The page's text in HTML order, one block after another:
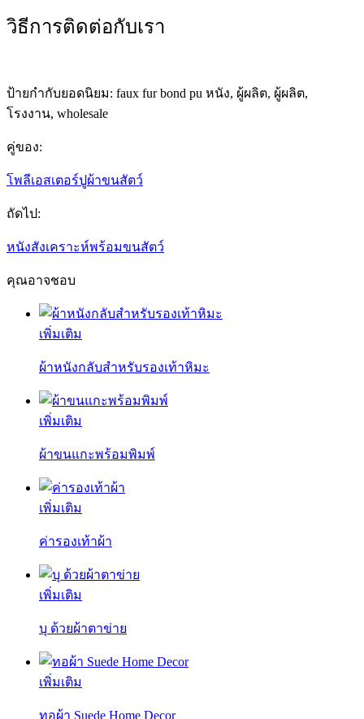
วิธีการติดต่อกับเรา
ป้ายกำกับยอดนิยม: faux fur bond pu หนัง, ผู้ผลิต, ผู้ผลิต,
โรงงาน, wholesale
คู่ของ:
โพลีเอสเตอร์ปูผ้าขนสัตว์
ถัดไป:
หนังสังเคราะห์พร้อมขนสัตว์
คุณอาจชอบ
เพิ่มเติม
ผ้าหนังกลับสำหรับรองเท้าหิมะ
เพิ่มเติม
ผ้าขนแกะพร้อมพิมพ์
เพิ่มเติม
ค่ารองเท้าผ้า
เพิ่มเติม
บุ ด้วยผ้าตาข่าย
เพิ่มเติม
ทอผ้า Suede Home Decor